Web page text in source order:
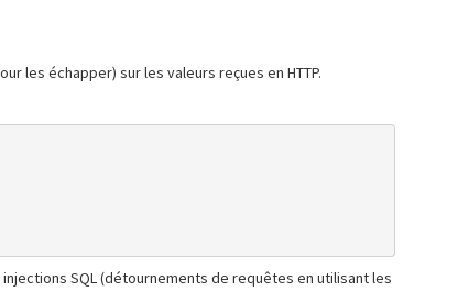
les échapper) sur les valeurs reçues en HTTP.
SQL (détournements de requêtes en utilisant les